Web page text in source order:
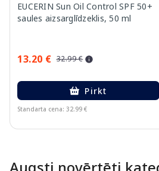
EUCERIN Sun Oil Control SPF 50+
saules aizsarglīdzeklis, 50 ml
13.20 € 32.99 €
Pirkt
Standarta cena: 32.99 €